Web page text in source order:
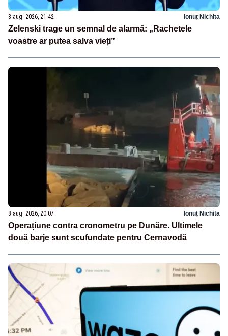
8 aug. 2026, 21:42 Ionuț Nichita
Zelenski trage un semnal de alarmă: „Rachetele
voastre ar putea salva vieți”
8 aug. 2026, 20:07 Ionuț Nichita
Operațiune contra cronometru pe Dunăre. Ultimele
două barje sunt scufundate pentru Cernavodă